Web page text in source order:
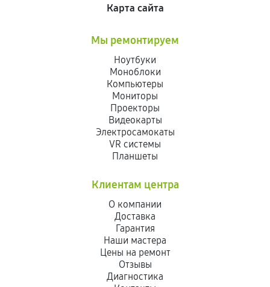
Карта сайта
Мы ремонтируем
Ноутбуки
Моноблоки
Компьютеры
Мониторы
Проекторы
Видеокарты
Электросамокаты
VR системы
Планшеты
Клиентам центра
О компании
Доставка
Гарантия
Наши мастера
Цены на ремонт
Отзывы
Диагностика